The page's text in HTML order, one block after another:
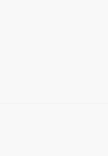
e porta l'esperienza
livello!